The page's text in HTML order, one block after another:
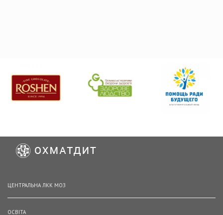
ЦЕНТРАЛЬНА ЛКК МОЗ
ОСВІТА